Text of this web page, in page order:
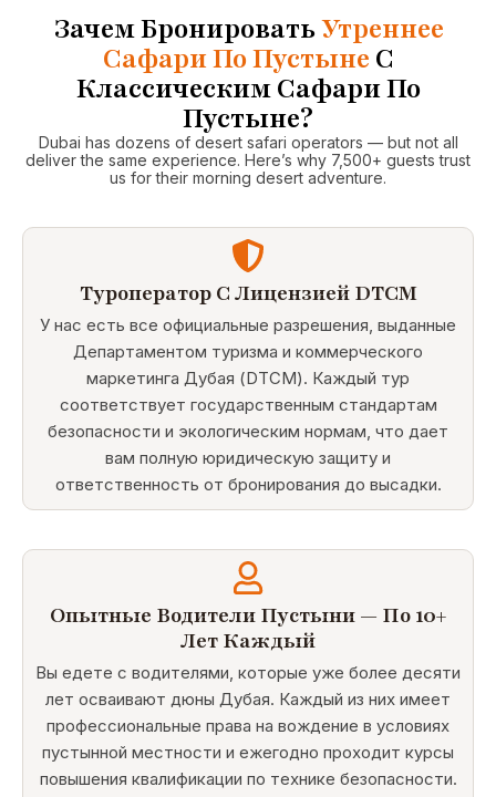
Зачем БронироватьУтреннее
Сафари По Пустыне С
Классическим Сафари По
Пустыне?
Dubai has dozens of desert safari operators — but not all
deliver the same experience. Here’s why 7,500+ guests trust
us for their morning desert adventure.
Туроператор С Лицензией DTCM
У нас есть все официальные разрешения, выданные
Департаментом туризма и коммерческого
маркетинга Дубая (DTCM). Каждый тур
соответствует государственным стандартам
безопасности и экологическим нормам, что дает
вам полную юридическую защиту и
ответственность от бронирования до высадки.
Опытные Водители Пустыни — По 10+
Лет Каждый
Вы едете с водителями, которые уже более десяти
лет осваивают дюны Дубая. Каждый из них имеет
профессиональные права на вождение в условиях
пустынной местности и ежегодно проходит курсы
повышения квалификации по технике безопасности.